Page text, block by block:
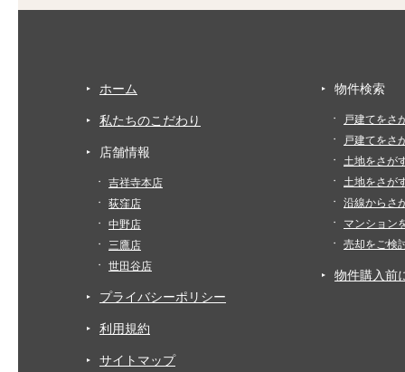
ホーム
私たちのこだわり
店舗情報
吉祥寺本店
荻窪店
中野店
三鷹店
世田谷店
プライバシーポリシー
利用規約
サイトマップ
物件検索
戸建てをさ
戸建てをさ
土地をさが
土地をさが
沿線からさ
マンション
売却をご検
物件購入前